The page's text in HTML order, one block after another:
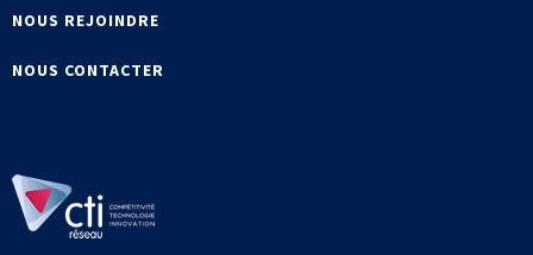
NOUS REJOINDRE
NOUS CONTACTER